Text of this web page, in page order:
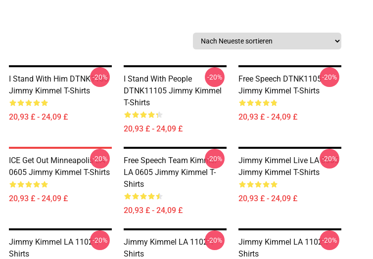
I Stand With Him DTNK1105
Jimmy Kimmel T-Shirts
20,93 £ - 24,09 £
-20%
I Stand With People
DTNK11105 Jimmy Kimmel
T-Shirts
20,93 £ - 24,09 £
-20%
Free Speech DTNK1105
Jimmy Kimmel T-Shirts
20,93 £ - 24,09 £
-20%
ICE Get Out Minneapolis LA
0605 Jimmy Kimmel T-Shirts
20,93 £ - 24,09 £
-20%
Free Speech Team Kimmel
LA 0605 Jimmy Kimmel T-
Shirts
20,93 £ - 24,09 £
-20%
Jimmy Kimmel Live LA 0605
Jimmy Kimmel T-Shirts
20,93 £ - 24,09 £
-20%
Jimmy Kimmel LA 1102 T-
Shirts
-20%
Jimmy Kimmel LA 1102 T-
Shirts
-20%
Jimmy Kimmel LA 1102 T-
Shirts
-20%